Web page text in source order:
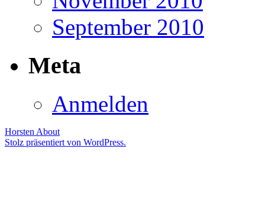
September 2010
Meta
Anmelden
Horsten About
Stolz präsentiert von WordPress.